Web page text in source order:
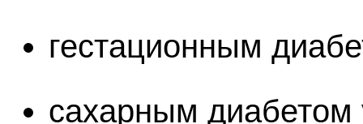
гестационным
сахарным диабетом